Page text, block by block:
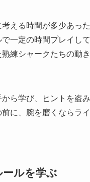
える時間が多少あっ
一定の時間プレイし
練シャークたちの動
ら学び、ヒントを盗
に、腕を磨くならラ
ルを学ぶ